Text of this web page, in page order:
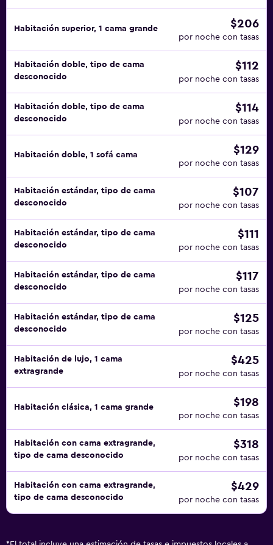
Habitación superior, 1 cama grande $206
por noche con tasas
Habitación doble, tipo de cama
desconocido
$112
por noche con tasas
Habitación doble, tipo de cama
desconocido
$114
por noche con tasas
Habitación doble, 1 sofá cama $129
por noche con tasas
Habitación estándar, tipo de cama
desconocido
$107
por noche con tasas
Habitación estándar, tipo de cama
desconocido
$111
por noche con tasas
Habitación estándar, tipo de cama
desconocido
$117
por noche con tasas
Habitación estándar, tipo de cama
desconocido
$125
por noche con tasas
Habitación de lujo, 1 cama
extragrande
$425
por noche con tasas
Habitación clásica, 1 cama grande $198
por noche con tasas
Habitación con cama extragrande,
tipo de cama desconocido
$318
por noche con tasas
Habitación con cama extragrande,
tipo de cama desconocido
$429
por noche con tasas